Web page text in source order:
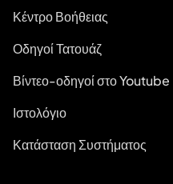
Κέντρο Βοήθειας
Οδηγοί Τατουάζ
Βίντεο-οδηγοί στο Youtube
Ιστολόγιο
Κατάσταση Συστήματος